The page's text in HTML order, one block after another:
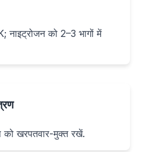
नाइट्रोजन को 2–3 भागों में
खरपतवार-मुक्त रखें.